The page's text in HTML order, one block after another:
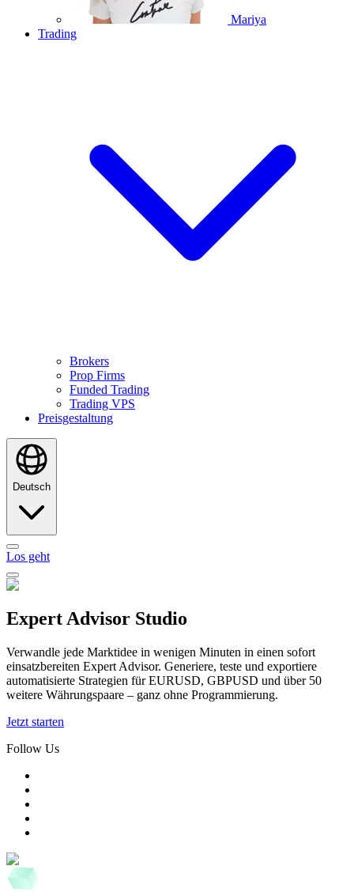
Mariya
Trading
Brokers
Prop Firms
Funded Trading
Trading VPS
Preisgestaltung
Deutsch
Los geht
Expert Advisor Studio
Verwandle jede Marktidee in wenigen Minuten in einen sofort
einsatzbereiten Expert Advisor. Generiere, teste und exportiere
automatisierte Strategien für EURUSD, GBPUSD und über 50
weitere Währungspaare – ganz ohne Programmierung.
Jetzt starten
Follow Us